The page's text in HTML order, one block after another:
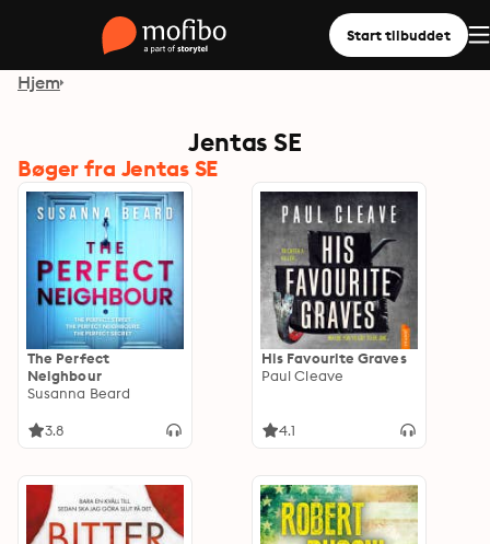
Start tilbuddet
Hjem
Jentas SE
Bøger fra Jentas SE
The Perfect
Neighbour
Susanna Beard
3.8
His Favourite Graves
Paul Cleave
4.1